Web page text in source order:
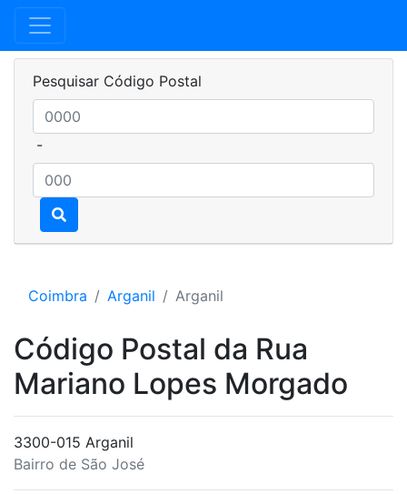
Pesquisar Código Postal
-
Coimbra Arganil Arganil
Código Postal da Rua
Mariano Lopes Morgado
3300-015 Arganil
Bairro de São José